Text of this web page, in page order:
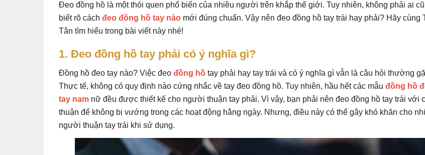
Đeo đồng hồ là một thói quen phổ biến của nhiều người trên khắp thế giới. Tuy nhiên, không phải ai
biết rõ cách đeo đồng hồ tay nào mới đúng chuẩn. Vậy nên đeo đồng hồ tay trái hay phải? Hãy cùng
Tân tìm hiểu trong bài viết này nhé!
1. Đeo đồng hồ tay phải có ý nghĩa gì?
Đồng hồ đeo tay nào? Việc đeo đồng hồ tay phải hay tay trái và có ý nghĩa gì vẫn là câu hỏi thường
Thực tế, không có quy định nào cứng nhắc về tay đeo đồng hồ. Tuy nhiên, hầu hết các mẫu đồng hồ
tay nam nữ đều được thiết kế cho người thuận tay phải. Vì vậy, bạn phải nên đeo đồng hồ tay trái với
thuận để không bị vướng trong các hoạt động hằng ngày. Nhưng, điều này có thể gây khó khăn cho
người thuận tay trái khi sử dụng.